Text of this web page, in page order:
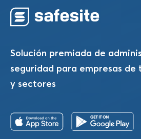
Solución premiada de
seguridad para empresas de
y sectores